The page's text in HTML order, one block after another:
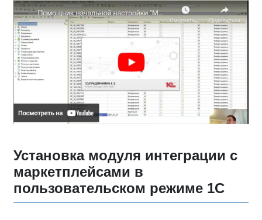
Установка модуля интеграции с
маркетплейсами в
пользовательском режиме 1С